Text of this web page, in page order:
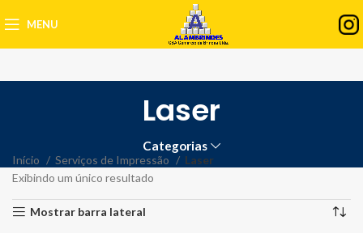
MENU
Laser
Categorias
Início Serviços de Impressão
Laser
Exibindo um único resultado
Mostrar barra lateral